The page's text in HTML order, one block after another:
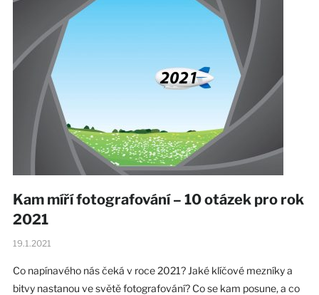
Kam míří fotografování – 10 otázek pro rok
2021
19.1.2021
Co napínavého nás čeká v roce 2021? Jaké klíčové mezníky a
bitvy nastanou ve světě fotografování? Co se kam posune, a co